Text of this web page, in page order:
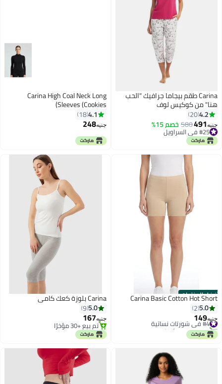
Carina طقم بيجاما جرافيك "الحب
هنا" من كوكيس لوف
4.2
20
جنيه491
580 خصم 15%
#25 في السراويل
#25 في السراويل
Carina High Coal Neck Long
Sleeves (Cookies)
4.1
18
جنيه248
أفضل المنتجات
Carina Basic Cotton Hot Short
5.0
2
جنيه149#4 في شورتات نسائية
تم بيع +10 مؤخرًا
#4 في شورتات نسائية
Carina بلوزة كعك كامي
5.0
9
جنيه167
تم بيع +30 مؤخرًا
تم بيع +30 مؤخرًا